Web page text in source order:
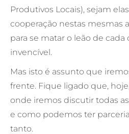
Produtivos Locais), sejam
cooperação nestas mesmas
para se matar o leão de
invencível.
Mas isto é assunto que
frente. Fique ligado que,
onde iremos discutir todas
e como podemos ter
tanto.